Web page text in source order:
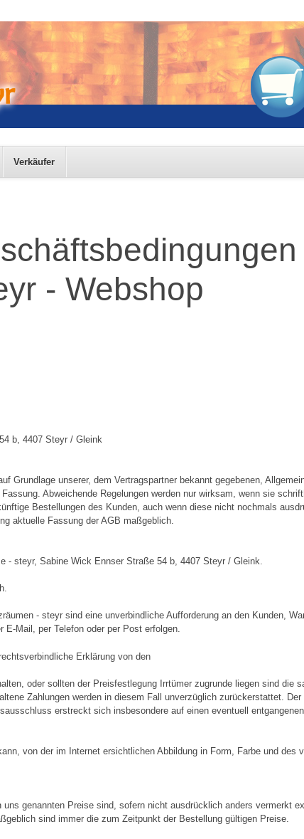
Verkäufer
- Webshop
b, 4407 Steyr / Gleink
Grundlage unserer, dem Vertragspartner bekannt gegebenen,
Abweichende Regelungen werden nur wirksam, wenn sie
Bestellungen des Kunden, auch wenn diese nicht nochmals
aktuelle Fassung der AGB maßgeblich.
- steyr, Sabine Wick Ennser Straße 54 b, 4407 Steyr / Gleink.
- steyr sind eine unverbindliche Aufforderung an den Kunden,
E-Mail, per Telefon oder per Post erfolgen.
Erklärung von den
oder sollten der Preisfestlegung Irrtümer zugrunde liegen sind die
Zahlungen werden in diesem Fall unverzüglich zurückerstattet.
erstreckt sich insbesondere auf einen eventuell entgangenen
von der im Internet ersichtlichen Abbildung in Form, Farbe und des
genannten Preise sind, sofern nicht ausdrücklich anders vermerkt
sind immer die zum Zeitpunkt der Bestellung gültigen Preise.